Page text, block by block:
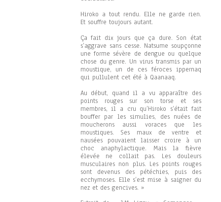
Hiroko a tout rendu. Elle ne garde rien.
Et souffre toujours autant.
Ça fait dix jours que ça dure. Son état
s’aggrave sans cesse. Natsume soupçonne
une forme sévère de dengue ou quelque
chose du genre. Un virus transmis par un
moustique, un de ces féroces ippernaq
qui pullulent cet été à Qaanaaq.
Au début, quand il a vu apparaître des
points rouges sur son torse et ses
membres, il a cru qu’Hiroko s’était fait
bouffer par les simulies, des nuées de
moucherons aussi voraces que les
moustiques. Ses maux de ventre et
nausées pouvaient laisser croire à un
choc anaphylactique. Mais la fièvre
élevée ne collait pas. Les douleurs
musculaires non plus. Les points rouges
sont devenus des pétéchies, puis des
ecchymoses. Elle s’est mise à saigner du
nez et des gencives. »